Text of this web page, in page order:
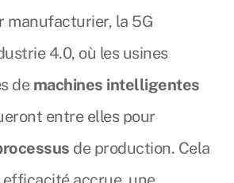
manufacturier, la 5G
4.0, où les usines
de machines intelligentes
entre elles pour
de production. Cela